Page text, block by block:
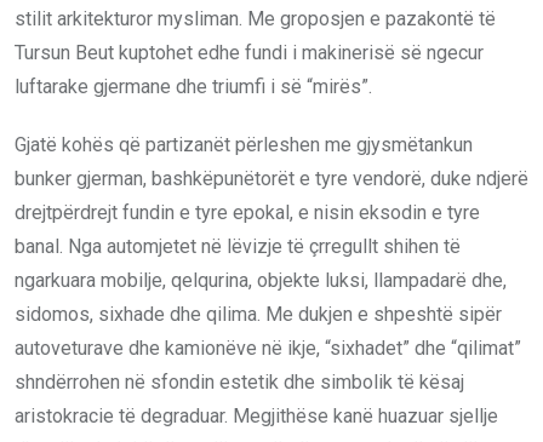
stilit arkitekturor mysliman. Me groposjen e pazakontë të
Tursun Beut kuptohet edhe fundi i makinerisë së ngecur
luftarake gjermane dhe triumfi i së “mirës”.
Gjatë kohës që partizanët përleshen me gjysmëtankun
bunker gjerman, bashkëpunëtorët e tyre vendorë, duke ndjerë
drejtpërdrejt fundin e tyre epokal, e nisin eksodin e tyre
banal. Nga automjetet në lëvizje të çrregullt shihen të
ngarkuara mobilje, qelqurina, objekte luksi, llampadarë dhe,
sidomos, sixhade dhe qilima. Me dukjen e shpeshtë sipër
autoveturave dhe kamionëve në ikje, “sixhadet” dhe “qilimat”
shndërrohen në sfondin estetik dhe simbolik të kësaj
aristokracie të degraduar. Megjithëse kanë huazuar sjellje